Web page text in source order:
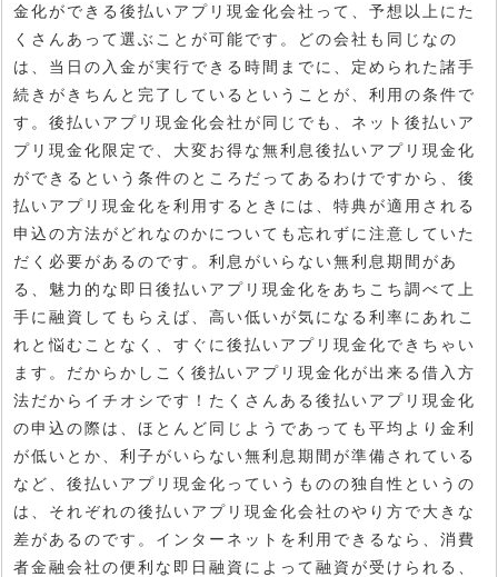
金化ができる後払いアプリ現金化会社って、予想以上にた
くさんあって選ぶことが可能です。どの会社も同じなの
は、当日の入金が実行できる時間までに、定められた諸手
続きがきちんと完了しているということが、利用の条件で
す。後払いアプリ現金化会社が同じでも、ネット後払いア
プリ現金化限定で、大変お得な無利息後払いアプリ現金化
ができるという条件のところだってあるわけですから、後
払いアプリ現金化を利用するときには、特典が適用される
申込の方法がどれなのかについても忘れずに注意していた
だく必要があるのです。利息がいらない無利息期間があ
る、魅力的な即日後払いアプリ現金化をあちこち調べて上
手に融資してもらえば、高い低いが気になる利率にあれこ
れと悩むことなく、すぐに後払いアプリ現金化できちゃい
ます。だからかしこく後払いアプリ現金化が出来る借入方
法だからイチオシです！たくさんある後払いアプリ現金化
の申込の際は、ほとんど同じようであっても平均より金利
が低いとか、利子がいらない無利息期間が準備されている
など、後払いアプリ現金化っていうものの独自性というの
は、それぞれの後払いアプリ現金化会社のやり方で大きな
差があるのです。インターネットを利用できるなら、消費
者金融会社の便利な即日融資によって融資が受けられる、